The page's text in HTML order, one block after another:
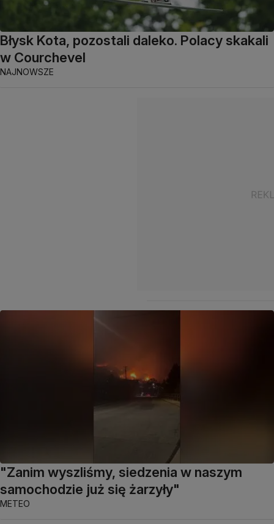
Błysk Kota, pozostali daleko. Polacy skakali
w Courchevel
NAJNOWSZE
"Zanim wyszliśmy, siedzenia w naszym
samochodzie już się żarzyły"
METEO